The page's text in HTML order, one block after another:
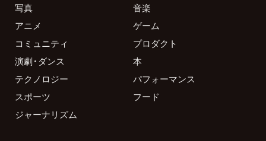
写真
音楽
アニメ
ゲーム
コミュニティ
プロダクト
演劇・ダンス
本
テクノロジー
パフォーマンス
スポーツ
フード
ジャーナリズム